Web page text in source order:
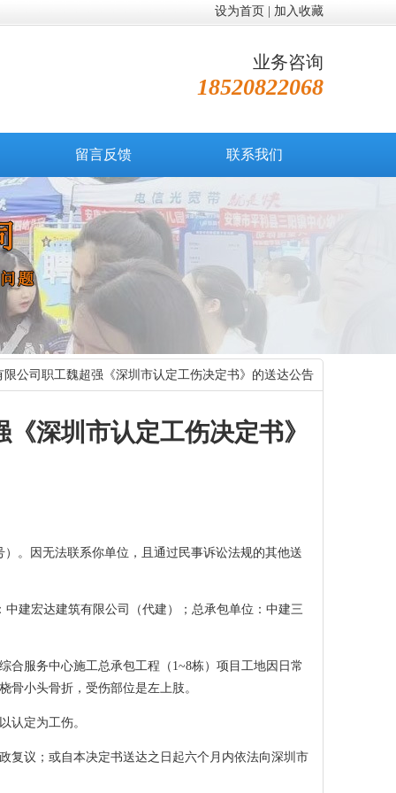
设为首页 加入收藏
业务咨询
18520822068
留言反馈 联系我们
公司职工魏超强《深圳市认定工伤决定书》的送达公告
深圳市认定工伤决定书》
）。因无法联系你单位，且通过民事诉讼法规的其他送
建宏达建筑有限公司（代建）；总承包单位：中建三
合服务中心施工总承包工程（1~8栋）项目工地因日常
骨小头骨折，受伤部位是左上肢。
认定为工伤。
复议；或自本决定书送达之日起六个月内依法向深圳市